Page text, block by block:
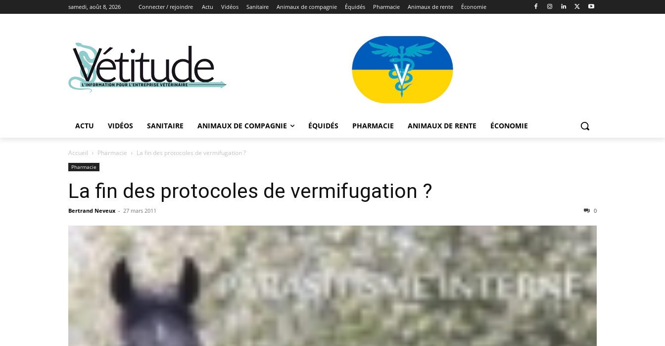
samedi, août 8, 2026 Connecter / rejoindre Actu Vidéos Sanitaire Animaux de compagnie Équidés Pharmacie Animaux de rente Économie
ACTU VIDÉOS SANITAIRE ANIMAUX DE COMPAGNIE ÉQUIDÉS PHARMACIE ANIMAUX DE RENTE ÉCONOMIE
Accueil Pharmacie La fin des protocoles de vermifugation ?
Pharmacie
La fin des protocoles de vermifugation ?
Bertrand Neveux - 27 mars 2011 0